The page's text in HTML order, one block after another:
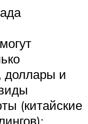
доллары и
(китайские